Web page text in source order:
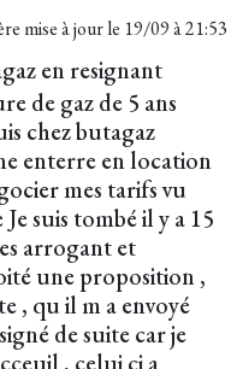
mise à jour le 19/09 à 21:53
en resignant
de gaz de 5 ans
chez butagaz
enterre en location
mes tarifs vu
suis tombé il y a 15
arrogant et
une proposition ,
, qu il m a envoyé
de suite car je